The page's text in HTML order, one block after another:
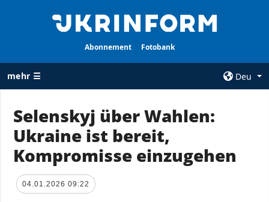
Abonnement Fotobank
mehr ☰
Deu
ALLE
Krieg
Wiederaufbau
AGENTUR
Über uns
Selenskyj über Wahlen:
Ukraine ist bereit,
Kompromisse einzugehen
04.01.2026 09:22